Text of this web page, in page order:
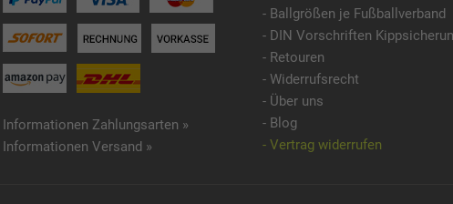
Informationen Zahlungsarten »
Informationen Versand »
- Ballgrößen je Fußballverband
- DIN Vorschriften
- Retouren
- Widerrufsrecht
- Über uns
- Blog
- Vertrag widerrufen